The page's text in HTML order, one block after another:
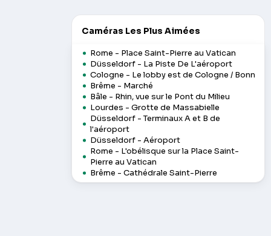
Caméras Les Plus Aimées
Rome - Place Saint-Pierre au Vatican
Düsseldorf - La Piste De L'aéroport
Cologne - Le lobby est de Cologne / Bonn
Brême - Marché
Bâle - Rhin, vue sur le Pont du Milieu
Lourdes - Grotte de Massabielle
Düsseldorf - Terminaux A et B de
l'aéroport
Düsseldorf - Aéroport
Rome - L'obélisque sur la Place Saint-
Pierre au Vatican
Brême - Cathédrale Saint-Pierre